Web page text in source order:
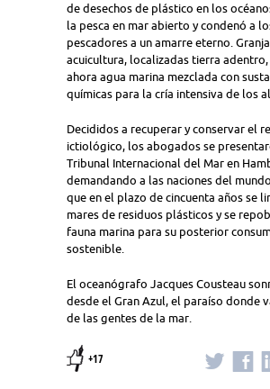
de desechos de plástico en los
la pesca en mar abierto y condenó a
pescadores a un amarre eterno.
acuicultura, localizadas tierra
ahora agua marina mezclada con
químicas para la cría intensiva de los
Decididos a recuperar y conservar el
ictiológico, los abogados se
Tribunal Internacional del Mar en
demandando a las naciones del
que en el plazo de cincuenta años se
mares de residuos plásticos y se
fauna marina para su posterior
sostenible.
El oceanógrafo Jacques Cousteau
desde el Gran Azul, el paraíso donde
de las gentes de la mar.
+17